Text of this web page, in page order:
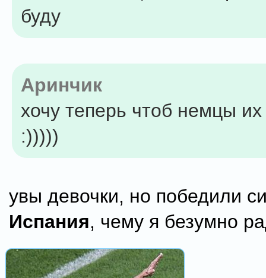
буду
Аринчик
хочу теперь чтоб немцы
:)))))
увы девочки, но победили
Испания, чему я безумно